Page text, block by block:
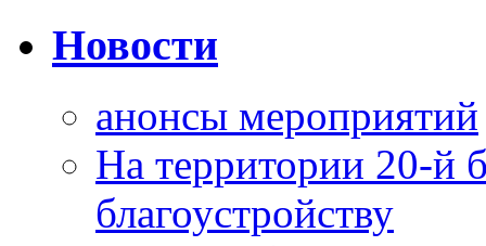
Новости
анонсы мероприятий
На территории 20-й
благоустройству